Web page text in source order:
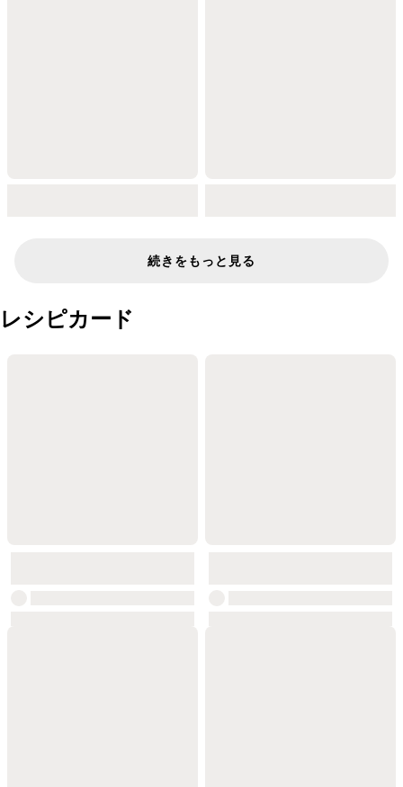
続きをもっと見る
レシピカード